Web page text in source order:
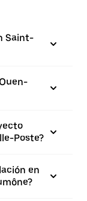
Saint-
Poste?
en